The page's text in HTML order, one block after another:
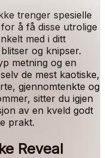
trenger spesielle
å få disse utrolige
med i ditt
og knipser.
metning og en
de mest kaotiske,
gjennomtenkte og
sitter du igjen
av en kveld godt
prakt.
Reveal